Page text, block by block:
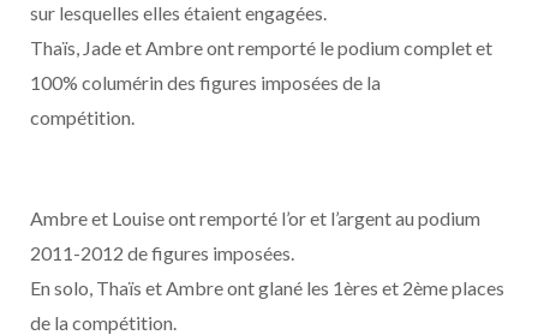
sur lesquelles elles étaient engagées.
Thaïs, Jade et Ambre ont remporté le podium complet et
100% columérin des figures imposées de la
compétition.
Ambre et Louise ont remporté l’or et l’argent au podium
2011-2012 de figures imposées.
En solo, Thaïs et Ambre ont glané les 1ères et 2ème places
de la compétition.